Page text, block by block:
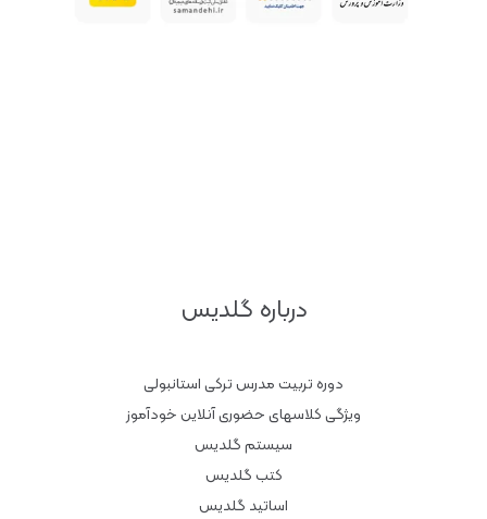
درباره گلدیس
دوره تربیت مدرس ترکی استانبولی
ویژگی کلاسهای حضوری آنلاین خودآموز
سیستم گلدیس
کتب گلدیس
اساتید گلدیس